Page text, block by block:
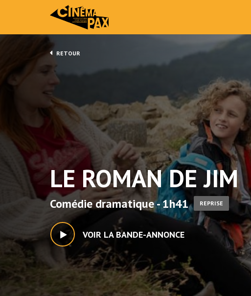
RETOUR
LE ROMAN DE JIM
Comédie dramatique - 1h41 REPRISE
VOIR LA BANDE-ANNONCE